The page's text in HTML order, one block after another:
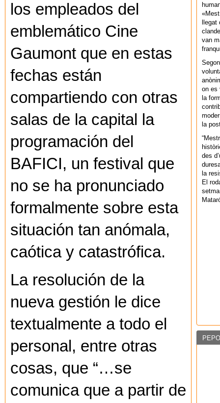
los empleados del
emblemático Cine
Gaumont que en estas
fechas están
compartiendo con otras
salas de la capital la
programación del
BAFICI, un festival que
no se ha pronunciado
formalmente sobre esta
situación tan anómala,
caótica y catastrófica.
La resolución de la
nueva gestión le dice
textualmente a todo el
personal, entre otras
cosas, que “…se
comunica que a partir de
van
on es
la
la
des
la
El